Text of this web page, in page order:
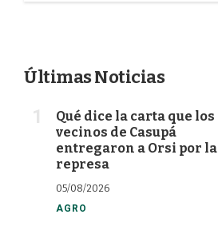
Últimas Noticias
Qué dice la carta que los
vecinos de Casupá
entregaron a Orsi por la
represa
05/08/2026
AGRO